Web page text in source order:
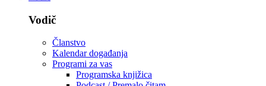
Vodič
Članstvo
Kalendar događanja
Programi za vas
Programska knjižica